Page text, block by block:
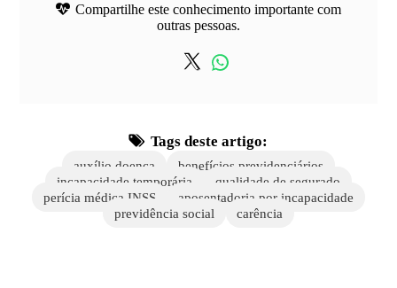
Compartilhe este conhecimento importante com
outras pessoas.
Tags deste artigo:
auxílio doença
benefícios previdenciários
incapacidade temporária
qualidade de segurado
perícia médica INSS
aposentadoria por incapacidade
previdência social
carência